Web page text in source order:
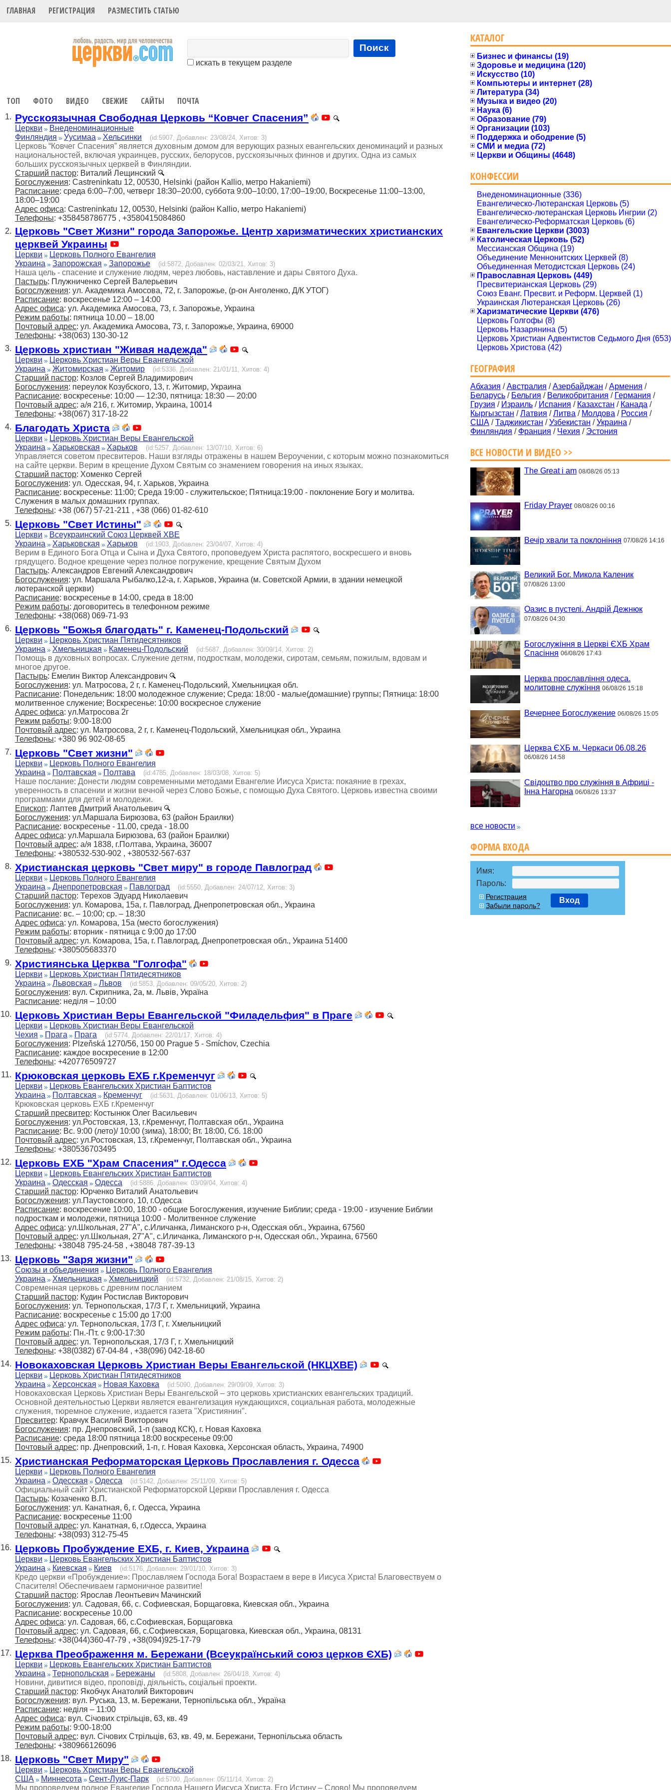
ГЛАВНАЯ РЕГИСТРАЦИЯ РАЗМЕСТИТЬ СТАТЬЮ
Поиск
искать в текущем разделе
ТОП ФОТО ВИДЕО СВЕЖИЕ САЙТЫ ПОЧТА
1. Русскоязычная Свободная Церковь “Ковчег Спасения”
Церкви
Внеденоминационные
Финляндия
Уусимаа Хельсинки (id:5907, Добавлен: 23/08/24, Хитов: 3)
Церковь “Ковчег Спасения” является духовным домом для верующих разных евангельских деноминаций и разных
национальностей, включая украинцев, русских, белорусов, русскоязычных финнов и других. Одна из самых
больших русскоязычных церквей в Финляндии.
Старший пастор: Виталий Лещинский
Богослужения: Castreninkatu 12, 00530, Helsinki (район Kallio, метро Hakaniemi)
Расписание: среда 6:00–7:00, четверг 18:30–20:00, суббота 9:00–10:00, 17:00–19:00, Воскресенье 11:00–13:00,
18:00–19:00
Адрес офиса: Castreninkatu 12, 00530, Helsinki (район Kallio, метро Hakaniemi)
Телефоны: +358458786775 , +3580415084860
2. Церковь "Свет Жизни" города Запорожье. Центр харизматических христианских
церквей Украины
Церкви
Церковь Полного Евангелия
Украина
Запорожская Запорожье (id:5872, Добавлен: 02/03/21, Хитов: 3)
Наша цель - спасение и служение людям, через любовь, наставление и дары Святого Духа.
Пастырь: Плужниченко Сергей Валерьевич
Богослужения: ул. Академика Амосова, 72, г. Запорожье, (р-он Анголенко, Д/К УТОГ)
Расписание: воскресенье 12:00 – 14:00
Адрес офиса: ул. Академика Амосова, 73, г. Запорожье, Украина
Режим работы: пятница 10.00 – 18.00
Почтовый адрес: ул. Академика Амосова, 73, г. Запорожье, Украина, 69000
Телефоны: +38(063) 130-30-12
3. Церковь христиан "Живая надежда"
Церкви
Церковь Христиан Веры Евангельской
Украина
Житомирская Житомир (id:5336, Добавлен: 21/01/11, Хитов: 4)
Старший пастор: Козлов Сергей Владимирович
Богослужения: переулок Козубского, 13, г. Житомир, Украина
Расписание: воскресенье: 10:00 — 12:30, пятница: 18:30 — 20:00
Почтовый адрес: а/я 216, г. Житомир, Украина, 10014
Телефоны: +38(067) 317-18-22
4. Благодать Христа
Церкви
Церковь Христиан Веры Евангельской
Украина
Харьковская Харьков (id:5257, Добавлен: 13/07/10, Хитов: 6)
Управляется советом пресвитеров. Наши взгляды отражены в нашем Вероучении, с которым можно познакомиться
на сайте церкви. Верим в крещение Духом Святым со знамением говорения на иных языках.
Старший пастор: Хоменко Сергей
Богослужения: ул. Одесская, 94, г. Харьков, Украина
Расписание: воскресенье: 11:00; Среда 19:00 - служительское; Пятница:19:00 - поклонение Богу и молитва.
Служения в малых домашних группах.
Телефоны: +38 (067) 57-21-211 , +38 (066) 01-82-610
5. Церковь "Свет Истины"
Церкви
Всеукраинский Союз Церквей ХВЕ
Украина
Харьковская Харьков (id:1903, Добавлен: 23/04/07, Хитов: 4)
Верим в Единого Бога Отца и Сына и Духа Святого, проповедуем Христа распятого, воскресшего и вновь
грядущего. Водное крещение через полное погружение, крещение Святым Духом
Пастырь: Александров Евгений Александрович
Богослужения: ул. Маршала Рыбалко,12-а, г. Харьков, Украина (м. Советской Армии, в здании немецкой
лютеранской церкви)
Расписание: воскресенье в 14:00, среда в 18:00
Режим работы: договоритесь в телефонном режиме
Телефоны: +38(068) 069-71-93
6. Церковь "Божья благодать" г. Каменец-Подольский
Церкви
Церковь Христиан Пятидесятников
Украина
Хмельницкая Каменец-Подольский (id:5687, Добавлен: 30/09/14, Хитов: 2)
Помощь в духовных вопросах. Служение детям, подросткам, молодежи, сиротам, семьям, пожилым, вдовам и
многое другое.
Пастырь: Емелин Виктор Александрович
Богослужения: ул. Матросова, 2 г, г. Каменец-Подольский, Хмельницкая обл.
Расписание: Понедельник: 18:00 молодежное служение; Среда: 18:00 - малые(домашние) группы; Пятница: 18:00
молитвенное служение; Воскресенье: 10:00 воскресное служение
Адрес офиса: ул.Матросова 2г
Режим работы: 9:00-18:00
Почтовый адрес: ул. Матросова, 2 г, г. Каменец-Подольский, Хмельницкая обл., Украина
Телефоны: +380 96 902-08-65
7. Церковь "Свет жизни"
Церкви
Церковь Полного Евангелия
Украина
Полтавская Полтава (id:4785, Добавлен: 18/03/08, Хитов: 5)
Наше послание: Донести людям современными методами Евангелие Иисуса Христа: покаяние в грехах,
уверенность в спасении и жизни вечной через Слово Божье, с помощью Духа Святого. Церковь известна своими
программами для детей и молодежи.
Епископ: Лаптев Дмитрий Анатольевич
Богослужения: ул.Маршала Бирюзова, 63 (район Браилки)
Расписание: воскресенье - 11.00, среда - 18.00
Адрес офиса: ул.Маршала Бирюзова, 63 (район Браилки)
Почтовый адрес: а/я 1838, г.Полтава, Украина, 36007
Телефоны: +380532-530-902 , +380532-567-637
8. Христианская церковь "Свет миру" в городе Павлоград
Церкви
Церковь Полного Евангелия
Украина
Днепропетровская Павлоград (id:5550, Добавлен: 24/07/12, Хитов: 3)
Старший пастор: Терехов Эдуард Николаевич
Богослужения: ул. Комарова, 15а, г. Павлоград, Днепропетровская обл., Украина
Расписание: вс. – 10:00; ср. – 18:30
Адрес офиса: ул. Комарова, 15а (место богослужения)
Режим работы: вторник - пятница с 9:00 до 17:00
Почтовый адрес: ул. Комарова, 15а, г. Павлоград, Днепропетровская обл., Украина 51400
Телефоны: +380505683370
9. Християнська Церква "Голгофа"
Церкви
Церковь Христиан Пятидесятников
Украина
Львовская Львов (id:5853, Добавлен: 09/05/20, Хитов: 2)
Богослужения: вул. Скрипника, 2а, м. Львів, Україна
Расписание: неділя – 10:00
10. Церковь Христиан Веры Евангельской "Филадельфия" в Праге
Церкви
Церковь Христиан Веры Евангельской
Чехия
Прага Прага (id:5774, Добавлен: 22/01/17, Хитов: 4)
Богослужения: Plzeňská 1270/56, 150 00 Prague 5 - Smíchov, Czechia
Расписание: каждое воскресение в 12:00
Телефоны: +420776509727
11. Крюковская церковь ЕХБ г.Кременчуг
Церкви
Церковь Евангельских Христиан Баптистов
Украина
Полтавская Кременчуг (id:5631, Добавлен: 01/06/13, Хитов: 5)
Крюковская церковь ЕХБ г.Кременчуг
Старший пресвитер: Костынюк Олег Васильевич
Богослужения: ул.Ростовская, 13, г.Кременчуг, Полтавская обл., Украина
Расписание: Вс. 9:00 (лето)/ 10:00 (зима), 18:00; Вт. 18:00, Сб. 18:00
Почтовый адрес: ул.Ростовская, 13, г.Кременчуг, Полтавская обл., Украина
Телефоны: +380536703495
12. Церковь ЕХБ "Храм Спасения" г.Одесса
Церкви
Церковь Евангельских Христиан Баптистов
Украина
Одесская Одесса (id:5886, Добавлен: 03/09/04, Хитов: 4)
Старший пастор: Юрченко Виталий Анатольевич
Богослужения: ул.Паустовского, 10, г.Одесса
Расписание: воскресение 10:00, 18:00 - общие Богослужения, изучение Библии; среда - 19:00 - изучение Библии
подросткам и молодежи, пятница 10:00 - Молитвенное служение
Адрес офиса: ул.Школьная, 27"А", с.Иличанка, Лиманского р-н, Одесская обл., Украина, 67560
Почтовый адрес: ул.Школьная, 27"А", с.Иличанка, Лиманского р-н, Одесская обл., Украина, 67560
Телефоны: +38048 795-24-58 , +38048 787-39-13
13. Церковь "Заря жизни"
Союзы и объединения
Церковь Полного Евангелия
Украина
Хмельницкая Хмельницкий (id:5732, Добавлен: 21/08/15, Хитов: 2)
Современная церковь с древним посланием
Старший пастор: Кудин Ростислав Викторович
Богослужения: ул. Тернопольская, 17/3 Г, г. Хмельницкий, Украина
Расписание: воскресенье с 15:00 до 17:00
Адрес офиса: ул. Тернопольская, 17/3 Г, г. Хмельницкий
Режим работы: Пн.-Пт. с 9:00-17:30
Почтовый адрес: ул. Тернопольская, 17/3 Г, г. Хмельницкий
Телефоны: +38(0382) 67-04-84 , +38(096) 042-18-60
14. Новокаховская Церковь Христиан Веры Евангельской (НКЦХВЕ)
Церкви
Церковь Христиан Пятидесятников
Украина
Херсонская Новая Каховка (id:5090, Добавлен: 29/09/09, Хитов: 3)
Новокаховская Церковь Христиан Веры Евангельской – это церковь христианских евангельских традиций.
Основной деятельностью Церкви является евангелизация нуждающихся, социальная работа, молодежные
служения, тюремное служение, издается газета "Християнин".
Пресвитер: Кравчук Василий Викторович
Богослужения: пр. Днепровский, 1-п (завод КСК), г. Новая Каховка
Расписание: среда 18:00 пятница 18:00 воскресенье 09:00
Почтовый адрес: пр. Днепровский, 1-п, г. Новая Каховка, Херсонская область, Украина, 74900
15. Христианская Реформаторская Церковь Прославления г. Одесса
Церкви
Церковь Полного Евангелия
Украина
Одесская Одесса (id:5142, Добавлен: 25/11/09, Хитов: 5)
Официальный сайт Христианской Реформаторской Церкви Прославления г. Одесса
Пастырь: Козаченко В.П.
Богослужения: ул. Канатная, 6, г. Одесса, Украина
Расписание: воскресенье 11:00
Почтовый адрес: ул. Канатная, 6, г.Одесса, Украина
Телефоны: +38(093) 312-75-45
16. Церковь Пробуждение ЕХБ, г. Киев, Украина
Церкви
Церковь Евангельских Христиан Баптистов
Украина
Киевская Киев (id:5176, Добавлен: 29/01/10, Хитов: 3)
Кредо церкви «Пробуждение»: Прославляем Господа Бога! Возрастаем в вере в Иисуса Христа! Благовествуем о
Спасителя! Обеспечиваем гармоничное развитие!
Старший пастор: Ярослав Леонтьевич Мачинский
Богослужения: ул. Садовая, 66, с. Софиевская, Борщаговка, Киевская обл., Украина
Расписание: воскресенье 10.00
Адрес офиса: ул. Садовая, 66, с.Софиевская, Борщаговка
Почтовый адрес: ул. Садовая, 66, с.Софиевская, Борщаговка, Киевская обл., Украина, 08131
Телефоны: +38(044)360-47-79 , +38(094)925-17-79
17. Церква Преображення м. Бережани (Всеукраїнський союз церков ЄХБ)
Церкви
Церковь Евангельских Христиан Баптистов
Украина
Тернопольская Бережаны (id:5808, Добавлен: 26/04/18, Хитов: 4)
Новини, дивитися відео, проповіді, діяльність, соціальні проекти.
Старший пастор: Якобчук Анатолий Викторович
Богослужения: вул. Руська, 13, м. Бережани, Тернопільська обл., Україна
Расписание: неділя – 11:00
Адрес офиса: вул. Січових стрільців, 63, кв. 49
Режим работы: 9:00-18:00
Почтовый адрес: вул. Січових Стрільців, 63, кв. 49, м. Бережани, Тернопільська область
Телефоны: +380966126096
18. Церковь "Свет Миру"
Церкви
Церковь Христиан Веры Евангельской
США
Миннесота Сент-Луис-Парк (id:5700, Добавлен: 05/11/14, Хитов: 2)
Мы проповедуем полное Евангелие Господа Нашего Иисуса Христа, Его Истину – Слово! Мы проповедуем
КАТАЛОГ
Бизнес и финансы (19)
Здоровье и медицина (120)
Искусство (10)
Компьютеры и интернет (28)
Литература (34)
Музыка и видео (20)
Наука (6)
Образование (79)
Организации (103)
Поддержка и ободрение (5)
СМИ и медиа (72)
Церкви и Общины (4648)
КОНФЕССИИ
Внеденоминационные (336)
Евангелическо-Лютеранская Церковь (5)
Евангелическо-лютеранская Церковь Ингрии (2)
Евангелическо-Реформатская Церковь (6)
Евангельские Церкви (3003)
Католическая Церковь (52)
Мессианская Община (19)
Объединение Меннонитских Церквей (8)
Объединенная Методистская Церковь (24)
Православная Церковь (449)
Пресвитерианская Церковь (29)
Союз Еванг. Пресвит. и Реформ. Церквей (1)
Украинская Лютеранская Церковь (26)
Харизматические Церкви (476)
Церковь Голгофы (8)
Церковь Назарянина (5)
Церковь Христиан Адвентистов Седьмого Дня (653)
Церковь Христова (42)
ГЕОГРАФИЯ
Абхазия /Австралия /Азербайджан /Армения /
Беларусь / Бельгия / Великобритания / Германия /
Грузия / Израиль / Испания / Казахстан / Канада /
Кыргызстан /Латвия /Литва / Молдова / Россия /
США /Таджикистан /Узбекистан /Украина /
Финляндия / Франция / Чехия / Эстония
ВСЕ НОВОСТИ И ВИДЕО >>
The Great i am 08/08/26 05:13
Friday Prayer 08/08/26 00:16
Вечір хвали та поклоніння 07/08/26 14:16
Великий Бог. Микола Каленик
07/08/26 13:00
Оазис в пустелі. Андрій Дежнюк
07/08/26 04:30
Богослужіння в Церкві ЄХБ Храм
Спасіння 06/08/26 17:43
Церква прославління одеса.
молитовне служіння 06/08/26 15:18
Вечернее Богослужение 06/08/26 15:05
Церква ЄХБ м. Черкаси 06.08.26
06/08/26 14:58
Свідоцтво про служіння в Африці -
Інна Нагорна 06/08/26 13:37
все новости
ФОРМА ВХОДА
Имя:
Пароль:
Регистрация
Забыли пароль?
Вход